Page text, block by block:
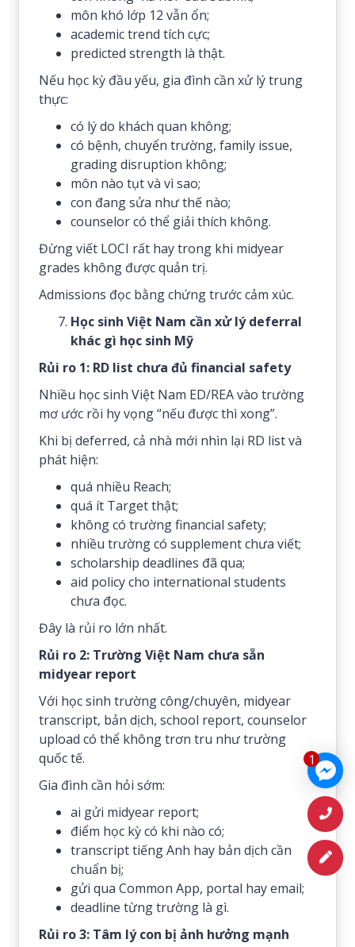
1
môn khó lớp 12 vẫn ổn;
academic trend tích cực;
predicted strength là thật.
Nếu học kỳ đầu yếu, gia đình cần xử lý trung
thực:
có lý do khách quan không;
có bệnh, chuyển trường, family issue,
grading disruption không;
môn nào tụt và vì sao;
con đang sửa như thế nào;
counselor có thể giải thích không.
Đừng viết LOCI rất hay trong khi midyear
grades không được quản trị.
Admissions đọc bằng chứng trước cảm xúc.
Học sinh Việt Nam cần xử lý deferral
khác gì học sinh Mỹ
Rủi ro 1: RD list chưa đủ financial safety
Nhiều học sinh Việt Nam ED/REA vào trường
mơ ước rồi hy vọng “nếu được thì xong”.
Khi bị deferred, cả nhà mới nhìn lại RD list và
phát hiện:
quá nhiều Reach;
quá ít Target thật;
không có trường financial safety;
nhiều trường có supplement chưa viết;
scholarship deadlines đã qua;
aid policy cho international students
chưa đọc.
Đây là rủi ro lớn nhất.
Rủi ro 2: Trường Việt Nam chưa sẵn
midyear report
Với học sinh trường công/chuyên, midyear
transcript, bản dịch, school report, counselor
upload có thể không trơn tru như trường
quốc tế.
Gia đình cần hỏi sớm:
ai gửi midyear report;
điểm học kỳ có khi nào có;
transcript tiếng Anh hay bản dịch cần
chuẩn bị;
gửi qua Common App, portal hay email;
deadline từng trường là gì.
Rủi ro 3: Tâm lý con bị ảnh hưởng mạnh